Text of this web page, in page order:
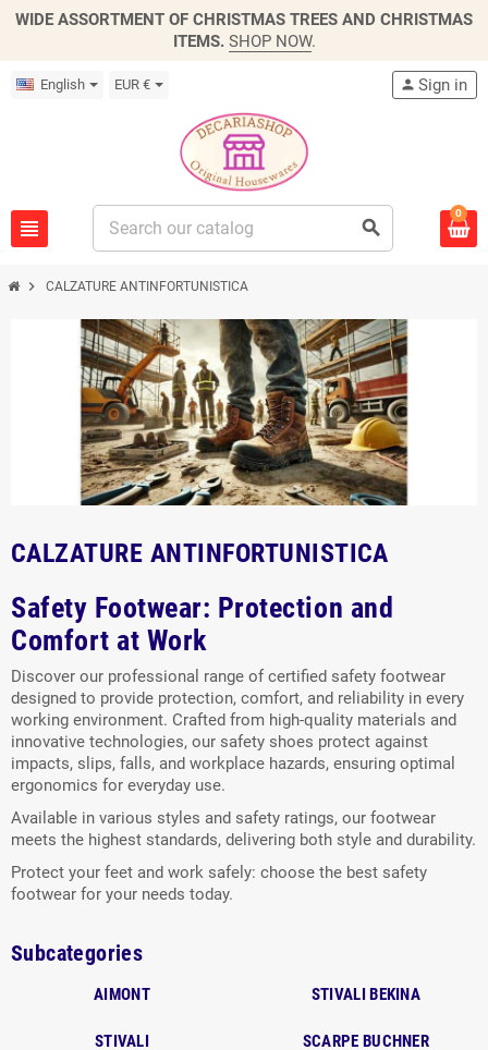
WIDE ASSORTMENT OF CHRISTMAS TREES AND CHRISTMAS
ITEMS. SHOP NOW.
English EUR €
view_headline search
person Sign in
0
chevron_right CALZATURE ANTINFORTUNISTICA
CALZATURE ANTINFORTUNISTICA
Safety Footwear: Protection and
Comfort at Work
Discover our professional range of certified safety footwear
designed to provide protection, comfort, and reliability in every
working environment. Crafted from high-quality materials and
innovative technologies, our safety shoes protect against
impacts, slips, falls, and workplace hazards, ensuring optimal
ergonomics for everyday use.
Available in various styles and safety ratings, our footwear
meets the highest standards, delivering both style and durability.
Protect your feet and work safely: choose the best safety
footwear for your needs today.
Subcategories
AIMONT STIVALI BEKINA
STIVALI SCARPE BUCHNER